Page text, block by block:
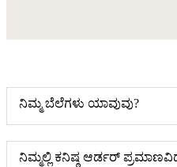
ನಿಮ್ಮ ಬೆಲೆಗಳು ಯಾವುವು?
ನಿಮ್ಮಲ್ಲಿ ಕನಿಷ್ಠ ಆರ್ಡರ್